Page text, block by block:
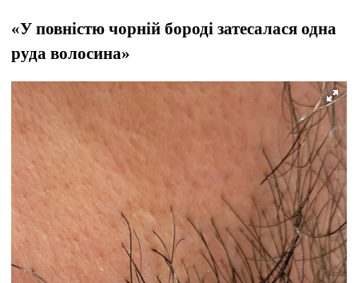
«У повністю чорній бороді затесалася одна
руда волосина»